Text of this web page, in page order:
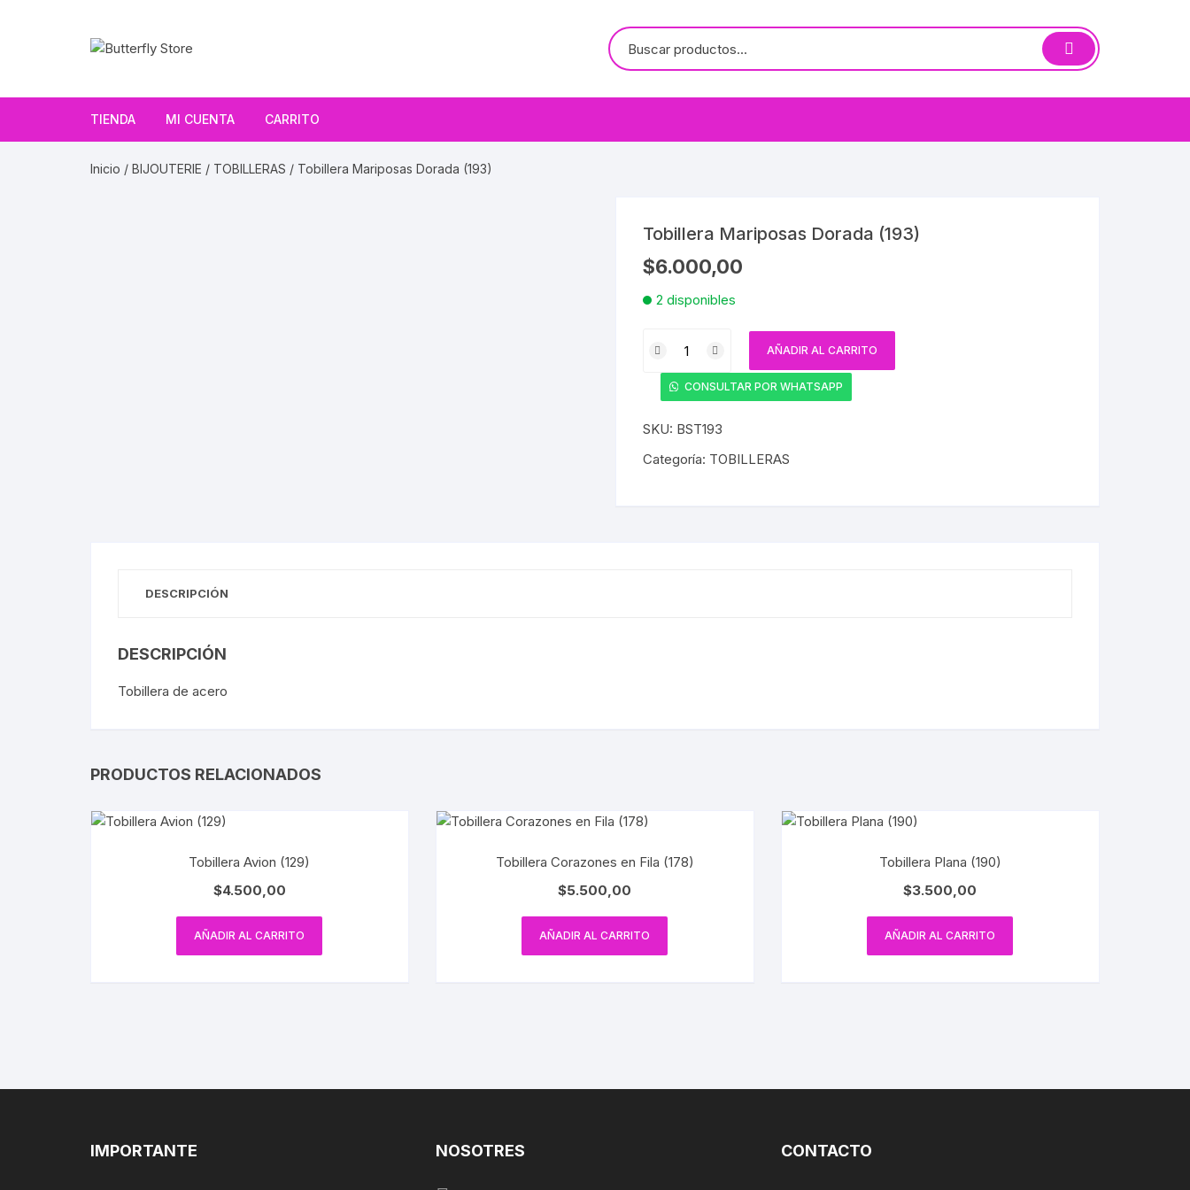
TIENDA MI CUENTA CARRITO
Inicio / BIJOUTERIE / TOBILLERAS / Tobillera Mariposas Dorada (193)
Tobillera Mariposas Dorada (193)
$6.000,00
2 disponibles
Mariposas
Dorada
(193)
cantidad
AÑADIR AL CARRITO
CONSULTAR POR WHATSAPP
SKU: BST193
Categoría: TOBILLERAS
DESCRIPCIÓN
DESCRIPCIÓN
Tobillera de acero
PRODUCTOS RELACIONADOS
Tobillera Avion (129)
$4.500,00
AÑADIR AL CARRITO
Tobillera Corazones en Fila (178)
$5.500,00
AÑADIR AL CARRITO
Tobillera Plana (190)
$3.500,00
AÑADIR AL CARRITO
IMPORTANTE NOSOTRES CONTACTO